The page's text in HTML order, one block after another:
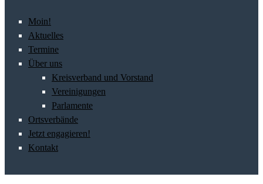
Moin!
Aktuelles
Termine
Über uns
Kreisverband und Vorstand
Vereinigungen
Parlamente
Ortsverbände
Jetzt engagieren!
Kontakt